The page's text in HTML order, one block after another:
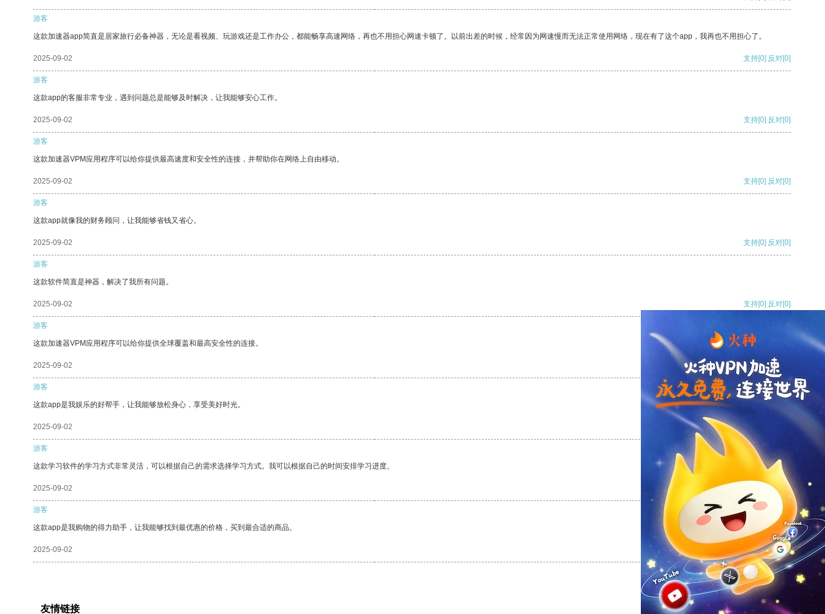
游客
这款加速器app简直是居家旅行必备神器，无论是看视频、玩游戏还是工作办公，都能畅享高速网络，再也不用担心网速卡顿了。以前出差的时候，经常因为网速慢而无法正常使用网络，现在有了这个app，我再也不用担心了。
2025-09-02 支持[0] 反对[0]
游客
这款app的客服非常专业，遇到问题总是能够及时解决，让我能够安心工作。
2025-09-02 支持[0] 反对[0]
游客
这款加速器VPM应用程序可以给你提供最高速度和安全性的连接，并帮助你在网络上自由移动。
2025-09-02 支持[0] 反对[0]
游客
这款app就像我的财务顾问，让我能够省钱又省心。
2025-09-02 支持[0] 反对[0]
游客
这款软件简直是神器，解决了我所有问题。
2025-09-02 支持[0] 反对[0]
游客
这款加速器VPM应用程序可以给你提供全球覆盖和最高安全性的连接。
2025-09-02 支持[0] 反对
游客
这款app是我娱乐的好帮手，让我能够放松身心，享受美好时光。
2025-09-02 支持
游客
这款学习软件的学习方式非常灵活，可以根据自己的需求选择学习方式。我可以根据自己的时间安排学习进度。
2025-09-02 反对 [0]
游客
这款app是我购物的得力助手，让我能够找到最优惠的价格，买到最合适的商品。
2025-09-02 支持[0] 反对[0]
友情链接